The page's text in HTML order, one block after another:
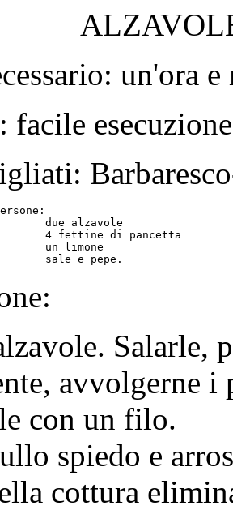
un'ora e
due alzavole
4 fettine di pancetta
un limone
Salarle,
avvolgerne
con un filo.
spiedo e
cottura